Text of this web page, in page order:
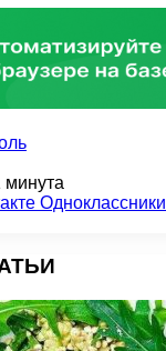
минута
Одноклассники